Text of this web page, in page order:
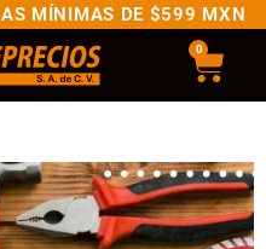
MÍNIMAS DE $599 MXN
0